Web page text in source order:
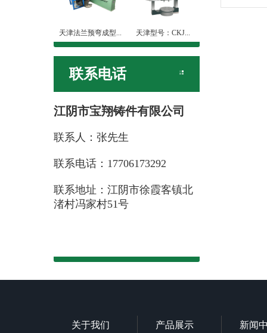
天津法兰预弯成型... 天津型号：CKJ...
联系电话
江阴市宝翔铸件有限公司
联系人：张先生
联系电话：17706173292
联系地址：江阴市徐霞客镇北
渚村冯家村51号
关于我们 产品展示 新闻